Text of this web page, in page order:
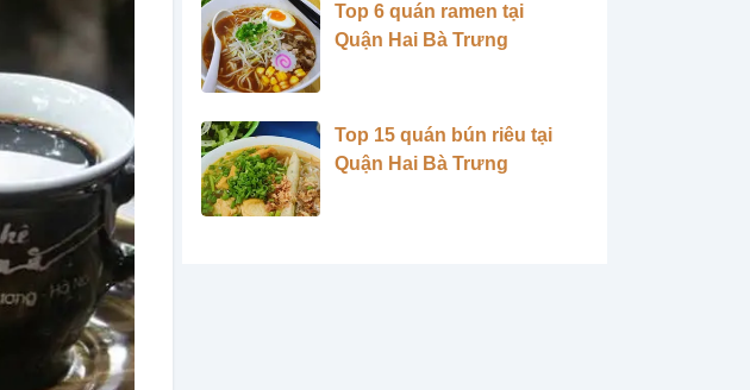
Top 6 quán ramen tại
Quận Hai Bà Trưng
Top 15 quán bún riêu tại
Quận Hai Bà Trưng